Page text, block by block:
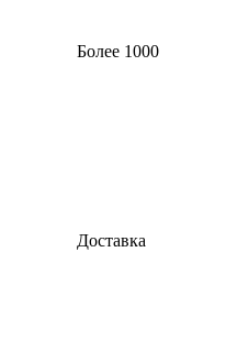
Более 1000
Доставка